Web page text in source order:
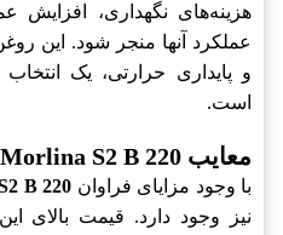
هزینه‌های نگهداری، افزایش
عملکرد آنها منجر شود. این
و پایداری حرارتی، یک
است.
معایب Shell Morlina S2 B 220
با وجود مزایای فراوان B 220
نیز وجود دارد. قیمت